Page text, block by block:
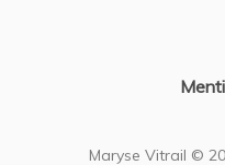
Maryse Vitrail ©